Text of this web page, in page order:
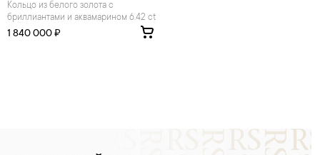
Кольцо из белого золота с
бриллиантами и аквамарином 6.42 ct
1 840 000 ₽